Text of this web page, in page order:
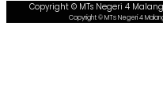
Copyright © MTs Negeri 4
Copyright © MTs Negeri 4